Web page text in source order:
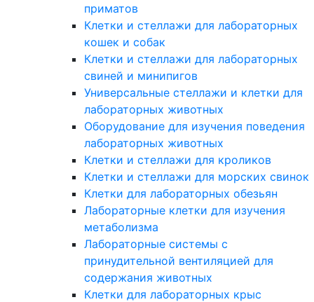
приматов
Клетки и стеллажи для лабораторных
кошек и собак
Клетки и стеллажи для лабораторных
свиней и минипигов
Универсальные стеллажи и клетки для
лабораторных животных
Оборудование для изучения поведения
лабораторных животных
Клетки и стеллажи для кроликов
Клетки и стеллажи для морских свинок
Клетки для лабораторных обезьян
Лабораторные клетки для изучения
метаболизма
Лабораторные системы с
принудительной вентиляцией для
содержания животных
Клетки для лабораторных крыс